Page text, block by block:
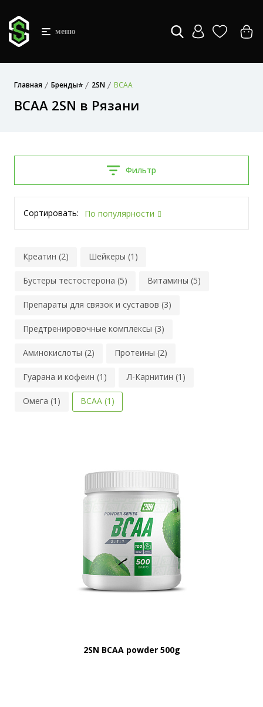
меню
Главная Бренды⭐ 2SN BCAA
BCAA 2SN в Рязани
Фильтр
Сортировать: По популярности
Креатин (2) Шейкеры (1)
Бустеры тестостерона (5) Витамины (5)
Препараты для связок и суставов (3)
Предтренировочные комплексы (3)
Аминокислоты (2) Протеины (2)
Гуарана и кофеин (1) Л-Карнитин (1)
Омега (1) BCAA (1)
2SN BCAA powder 500g